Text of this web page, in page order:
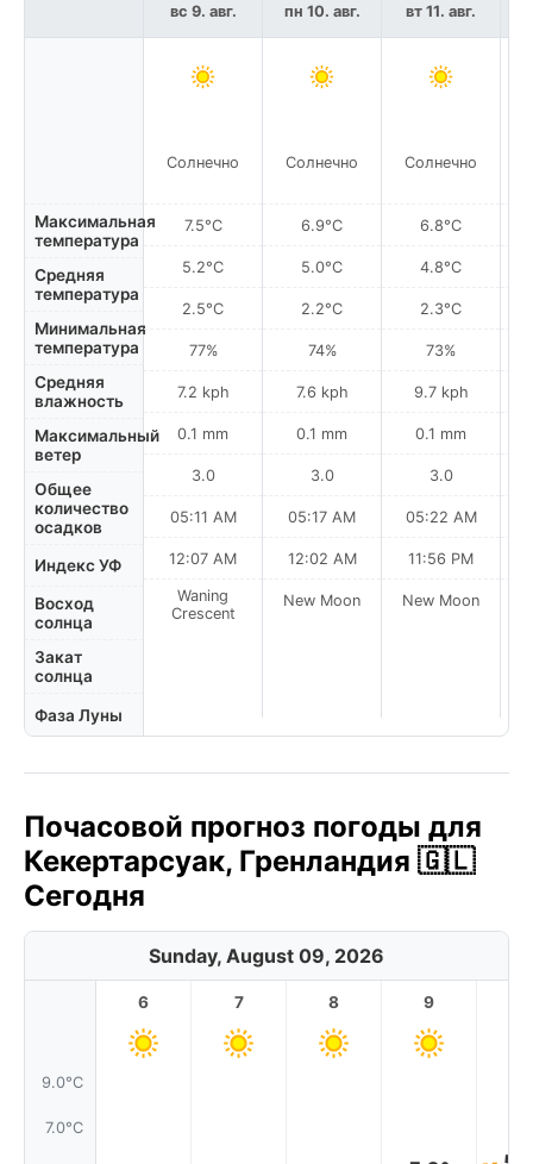
Максимальная
температура
Средняя
температура
Минимальная
температура
Средняя
влажность
Максимальный
ветер
Общее
количество
осадков
Индекс УФ
Восход
солнца
Закат
солнца
Фаза Луны
вс 9. авг.
Солнечно
7.5°C
5.2°C
2.5°C
77%
7.2 kph
0.1 mm
3.0
05:11 AM
12:07 AM
Waning
Crescent
пн 10. авг.
Солнечно
6.9°C
5.0°C
2.2°C
74%
7.6 kph
0.1 mm
3.0
05:17 AM
12:02 AM
New Moon
вт 11. авг.
Солнечно
6.8°C
4.8°C
2.3°C
73%
9.7 kph
0.1 mm
3.0
05:22 AM
11:56 PM
New Moon
Почасовой прогноз погоды для
Кекертарсуак, Гренландия 🇬🇱
Сегодня
Sunday, August 09, 2026
9.0°C
7.0°C
6 7 8 9